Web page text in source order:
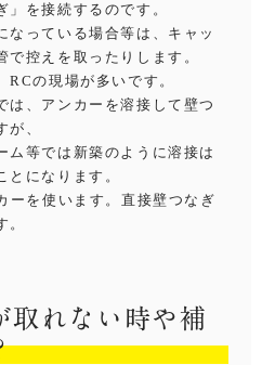
を接続するのです。
なっている場合等は、キャッ
控えを取ったりします。
の現場が多いです。
は、アンカーを溶接して壁つ
が、
ム等では新築のように溶接は
とになります。
ーを使います。直接壁つなぎ
。
取れない時や補